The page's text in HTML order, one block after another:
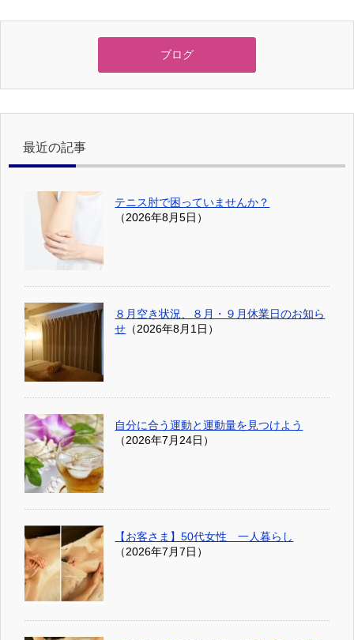
ブログ
最近の記事
テニス肘で困っていませんか？
（2026年8月5日）
８月空き状況、８月・９月休業日のお知ら
せ （2026年8月1日）
自分に合う運動と運動量を見つけよう
（2026年7月24日）
【お客さま】50代女性 一人暮らし
（2026年7月7日）